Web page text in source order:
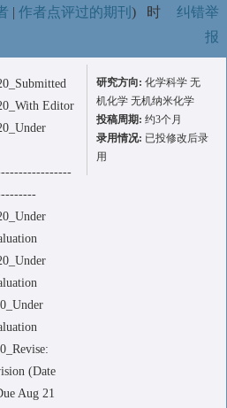
| 作者点评过的期刊 ) 时
纠错举
报
Editor
(Date
Aug 21
研究方向: 化学科学 无
机化学 无机纳米化学
投稿周期: 约3个月
录用情况: 已投修改后录
用